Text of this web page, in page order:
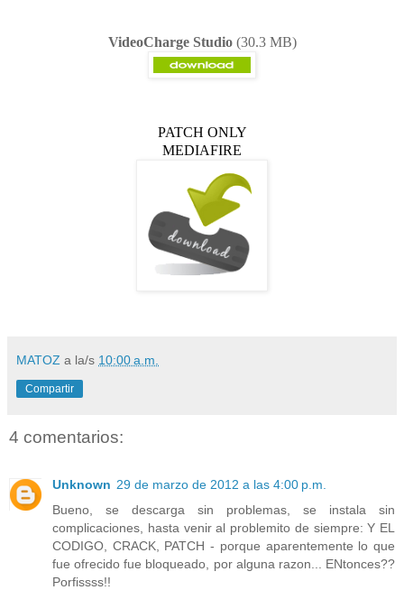
VideoCharge Studio (30.3 MB)
PATCH ONLY
MEDIAFIRE
MATOZ a la/s 10:00 a.m.
Compartir
4 comentarios:
Unknown 29 de marzo de 2012 a las 4:00 p.m.
Bueno, se descarga sin problemas, se instala sin
complicaciones, hasta venir al problemito de siempre: Y EL
CODIGO, CRACK, PATCH - porque aparentemente lo que
fue ofrecido fue bloqueado, por alguna razon... ENtonces??
Porfissss!!